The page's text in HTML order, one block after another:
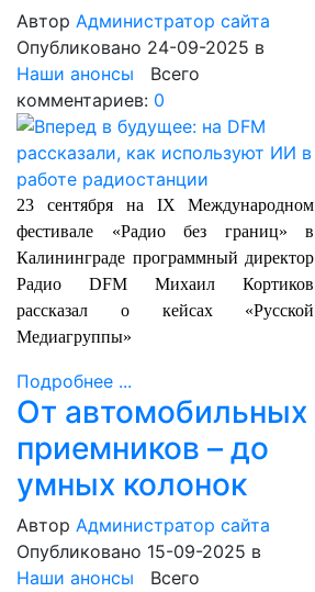
Автор Администратор сайта
Опубликовано 24-09-2025 в
Наши анонсы Всего
комментариев: 0
23 сентября на IX Международном
фестивале «Радио без границ» в
Калининграде программный директор
Радио DFM Михаил Кортиков
рассказал о кейсах «Русской
Медиагруппы»
Подробнее ...
От автомобильных
приемников – до
умных колонок
Автор Администратор сайта
Опубликовано 15-09-2025 в
Наши анонсы Всего